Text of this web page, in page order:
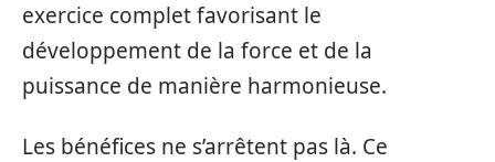
exercice complet favorisant le
développement de la force et de la
puissance de manière harmonieuse.
Les bénéfices ne s’arrêtent pas là. Ce